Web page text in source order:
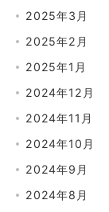
2025年3月
2025年2月
2025年1月
2024年12月
2024年11月
2024年10月
2024年9月
2024年8月